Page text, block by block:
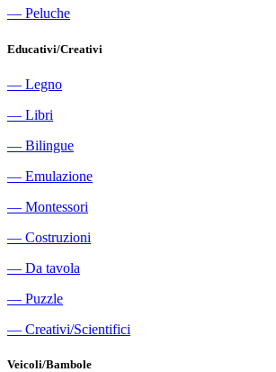
― Peluche
Educativi/Creativi
― Legno
― Libri
― Bilingue
― Emulazione
― Montessori
― Costruzioni
― Da tavola
― Puzzle
― Creativi/Scientifici
Veicoli/Bambole